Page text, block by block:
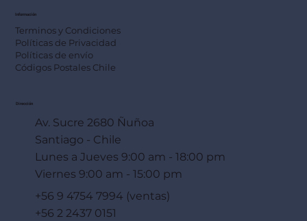
Información
Terminos y Condiciones
Políticas de Privacidad
Políticas de envío
Códigos Postales Chile
Dirección
Av. Sucre 2680 Ñuñoa
Santiago - Chile
Lunes a Jueves 9:00 am - 18:00 pm
Viernes 9:00 am - 15:00 pm
+56 9 4754 7994 (ventas)
+56 2 2437 0151